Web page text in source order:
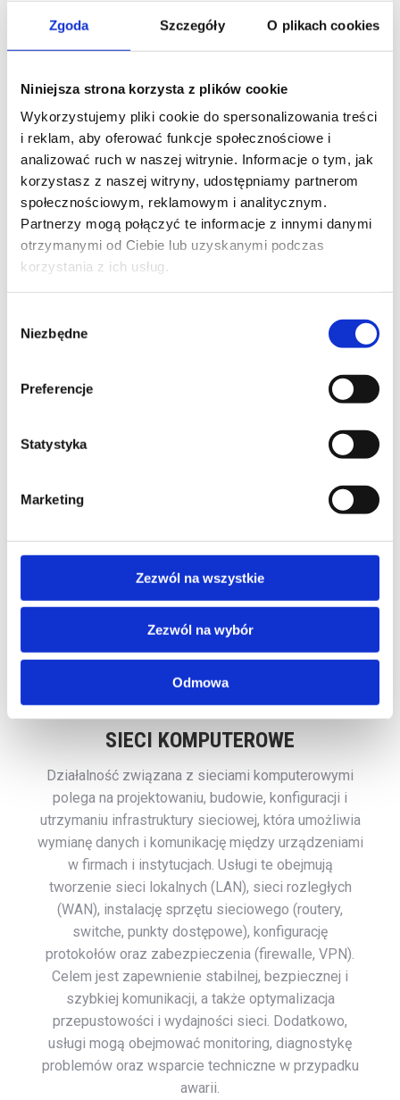
Zgoda Szczegóły O plikach cookies
Niniejsza strona korzysta z plików cookie
Wykorzystujemy pliki cookie do spersonalizowania treści
i reklam, aby oferować funkcje społecznościowe i
analizować ruch w naszej witrynie. Informacje o tym, jak
korzystasz z naszej witryny, udostępniamy partnerom
społecznościowym, reklamowym i analitycznym.
Partnerzy mogą połączyć te informacje z innymi danymi
otrzymanymi od Ciebie lub uzyskanymi podczas
korzystania z ich usług.
zgody
Niezbędne
Preferencje
Statystyka
Marketing
Zezwól na wszystkie
Zezwól na wybór
Odmowa
dostosowanie do urządzeń mobilnych oraz
optymalizację szybkości działania.
OBSŁUGA FIRM
Działalność związana z obsługą IT dla firm polega
informacyjnych, które wspierają przedsiębiorstwa w
zarządzanie sieciami komputerowymi, administrację
serwerami, wsparcie techniczne, zabezpieczenie
informatycznych, a także pomoc w doborze i
komputerowego. Celem takiej obsługi jest
zapewnienie ciągłości działania firmy, optymalizacja
procesów biznesowych oraz minimalizacja ryzyka
SIECI KOMPUTEROWE
Działalność związana z sieciami komputerowymi
polega na projektowaniu, budowie, konfiguracji i
utrzymaniu infrastruktury sieciowej, która umożliwia
wymianę danych i komunikację między urządzeniami
w firmach i instytucjach. Usługi te obejmują
tworzenie sieci lokalnych (LAN), sieci rozległych
(WAN), instalację sprzętu sieciowego (routery,
switche, punkty dostępowe), konfigurację
protokołów oraz zabezpieczenia (firewalle, VPN).
Celem jest zapewnienie stabilnej, bezpiecznej i
szybkiej komunikacji, a także optymalizacja
przepustowości i wydajności sieci. Dodatkowo,
usługi mogą obejmować monitoring, diagnostykę
problemów oraz wsparcie techniczne w przypadku
awarii.